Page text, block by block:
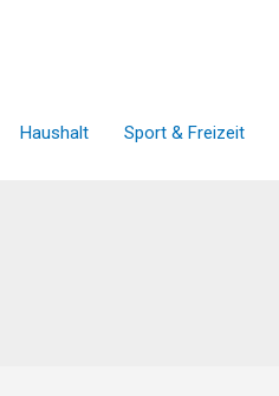
Haushalt Sport & Freizeit